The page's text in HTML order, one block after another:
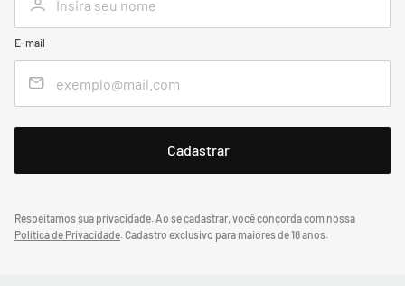
E-mail
Respeitamos sua privacidade. Ao se cadastrar, você concorda com nossa
Política de Privacidade.Cadastro exclusivo para maiores de 18 anos.